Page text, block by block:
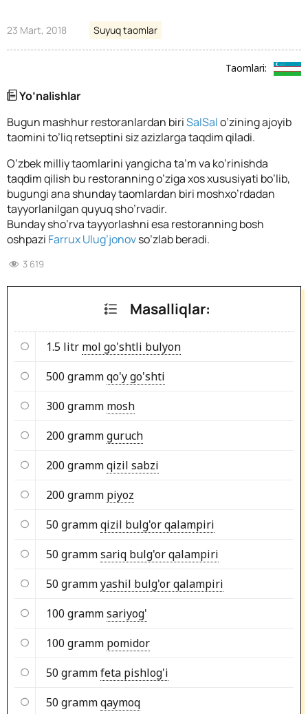
23 Mart, 2018 Suyuq taomlar
Taomlari:
Yo’nalishlar
Bugun mashhur restoranlardan biriSalSalo’zining ajoyib
taomini to’liq retseptini siz azizlarga taqdim qiladi.
O’zbek milliy taomlarini yangicha ta’m va ko’rinishda
taqdim qilish bu restoranning o’ziga xos xususiyati bo’lib,
bugungi ana shunday taomlardan biri moshxo’rdadan
tayyorlanilgan quyuq sho’rvadir.
Bunday sho’rva tayyorlashni esa restoranning bosh
oshpazi Farrux Ulug’jonovso’zlab beradi.
3 619
Masalliqlar:
1.5 litr mol go'shtli bulyon
500 grammqo'y go'shti
300 gramm mosh
200 grammguruch
200 grammqizil sabzi
200 gramm piyoz
50 grammqizil bulg'or qalampiri
50 grammsariq bulg'or qalampiri
50 grammyashil bulg'or qalampiri
100 grammsariyog'
100 gramm pomidor
50 grammfeta pishlog'i
50 grammqaymoq